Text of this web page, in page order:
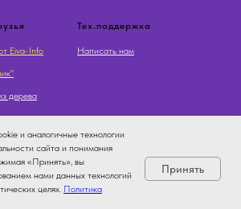
Eiva-Info
дерева
Тех.поддержка
Написать нам
и аналогичные технологии
сайта и понимания
«Принять», вы
нами данных технологий
целях. Политика
Принять